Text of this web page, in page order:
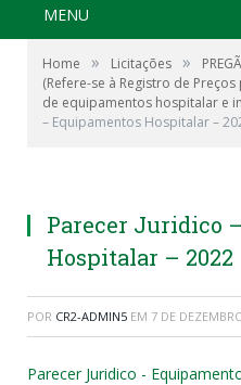
MENU
Home » Licitações »
(Refere-se à Registro de
de equipamentos hospitalar e
– Equipamentos Hospitalar –
Parecer Juridico
Hospitalar – 2022
POR CR2-ADMIN5 EM 7 DE
Parecer Juridico -